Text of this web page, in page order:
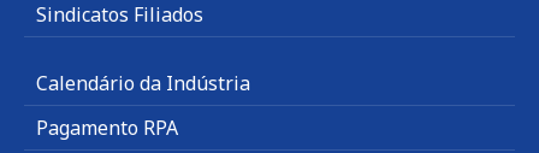
Sindicatos Filiados
Calendário da Indústria
Pagamento RPA